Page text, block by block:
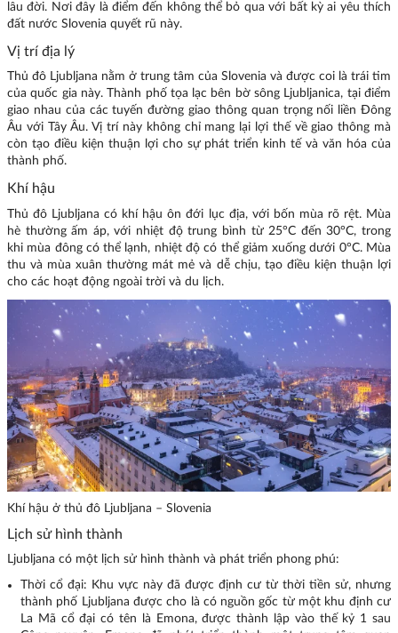
lâu đời. Nơi đây là điểm đến không thể bỏ qua với bất kỳ ai yêu thích
đất nước Slovenia quyết rũ này.
Vị trí địa lý
Thủ đô Ljubljana nằm ở trung tâm của Slovenia và được coi là trái tim
của quốc gia này. Thành phố tọa lạc bên bờ sông Ljubljanica, tại điểm
giao nhau của các tuyến đường giao thông quan trọng nối liền Đông
Âu với Tây Âu. Vị trí này không chỉ mang lại lợi thế về giao thông mà
còn tạo điều kiện thuận lợi cho sự phát triển kinh tế và văn hóa của
thành phố.
Khí hậu
Thủ đô Ljubljana có khí hậu ôn đới lục địa, với bốn mùa rõ rệt. Mùa
hè thường ấm áp, với nhiệt độ trung bình từ 25°C đến 30°C, trong
khi mùa đông có thể lạnh, nhiệt độ có thể giảm xuống dưới 0°C. Mùa
thu và mùa xuân thường mát mẻ và dễ chịu, tạo điều kiện thuận lợi
cho các hoạt động ngoài trời và du lịch.
Khí hậu ở thủ đô Ljubljana – Slovenia
Lịch sử hình thành
Ljubljana có một lịch sử hình thành và phát triển phong phú:
Thời cổ đại: Khu vực này đã được định cư từ thời tiền sử, nhưng
thành phố Ljubljana được cho là có nguồn gốc từ một khu định cư
La Mã cổ đại có tên là Emona, được thành lập vào thế kỷ 1 sau